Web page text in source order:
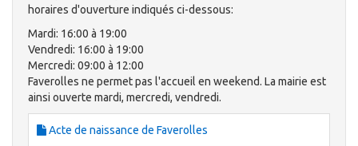
horaires d'ouverture indiqués ci-dessous:
Mardi: 16:00 à 19:00
Vendredi: 16:00 à 19:00
Mercredi: 09:00 à 12:00
Faverolles ne permet pas l'accueil en weekend. La mairie est
ainsi ouverte mardi, mercredi, vendredi.
Acte de naissance de Faverolles